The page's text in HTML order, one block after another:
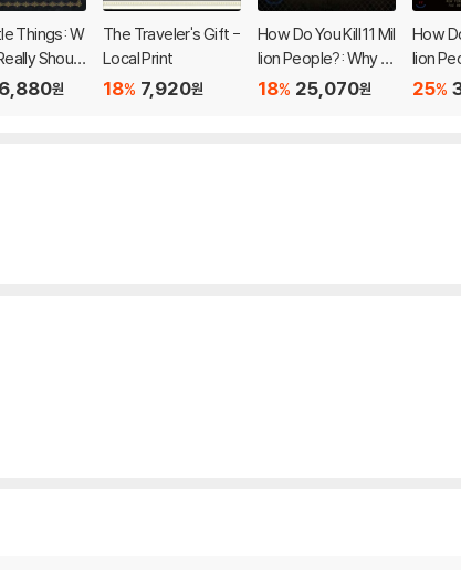
Things: W
Should
Small Stu
원
The Traveler's Gift -
Local Print
7,920원
18%
How Do You Kill 11 Mil
lion People?: Why th
e Truth Matters Mor
25,070원
18%
How
lion
25%